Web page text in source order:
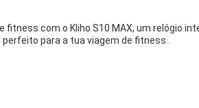
com o Kliho S10 MAX, um relógio
para a tua viagem de fitness..